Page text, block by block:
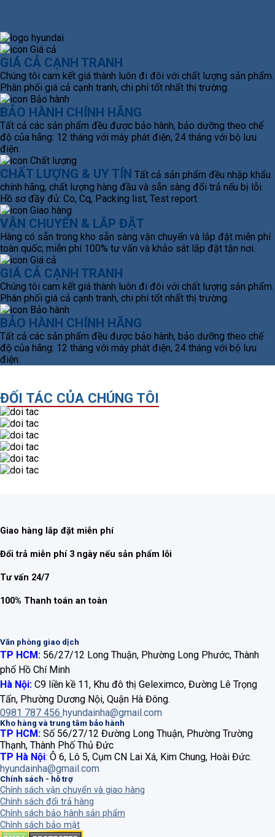
GIÁ CẢ CẠNH TRANH
Chúng tôi cam kết giá thành luôn đi đôi với chất lượng sản phẩm.
Phân phối giá cả cạnh tranh, chi phí tốt nhất thị trường.
BẢO HÀNH CHÍNH HÃNG
Tất cả các sản phẩm đều được bảo hành, bảo dưỡng theo chế
độ của hãng: 12 tháng với máy phát điện, 24 tháng với bộ lưu
điện.
CHẤT LƯỢNG & UY TÍN Tất cả sản phẩm đều nhập khẩu
chính hãng, chất lượng hàng đầu và sẵn sàng đổi trả nếu bị lỗi.
Hồ sơ đầy đủ: Co, Cq, Packing list, Test report.
VẬN CHUYỂN & LẮP ĐẶT
Hàng có sẵn trong kho sẵn sàng vận chuyển và lắp đặt miễn phí
toàn quốc; miễn phí 100% tư vấn và khảo sát lắp đặt tận nơi.
GIÁ CẢ CẠNH TRANH
Chúng tôi cam kết giá thành luôn đi đôi với chất lượng sản phẩm.
Phân phối giá cả cạnh tranh, chi phí tốt nhất thị trường.
BẢO HÀNH CHÍNH HÃNG
Tất cả các sản phẩm đều được bảo hành, bảo dưỡng theo chế
độ của hãng: 12 tháng với máy phát điện, 24 tháng với bộ lưu
điện.
ĐỐI TÁC CỦA CHÚNG TÔI
Giao hàng lắp đặt miễn phí
Đổi trả miễn phí 3 ngày nếu sản phẩm lỗi
Tư vấn 24/7
100% Thanh toán an toàn
Văn phòng giao dịch
TP HCM: 56/27/12 Long Thuận, Phường Long Phước, Thành
phố Hồ Chí Minh
Hà Nội: C9 liền kề 11, Khu đô thị Geleximco, Đường Lê Trọng
Tấn, Phường Dương Nội, Quận Hà Đông.
0981 787 456 hyundainha@gmail.com
Kho hàng và trung tâm bảo hành
TP HCM: Số 56/27/12 Đường Long Thuận, Phường Trường
Thạnh, Thành Phố Thủ Đức
TP Hà Nội: Ô 6, Lô 5, Cụm CN Lai Xá, Kim Chung, Hoài Đức.
hyundainha@gmail.com
Chính sách - hỗ trợ
Chính sách vận chuyển và giao hàng
Chính sách đổi trả hàng
Chính sách bảo hành sản phẩm
Chính sách bảo mật